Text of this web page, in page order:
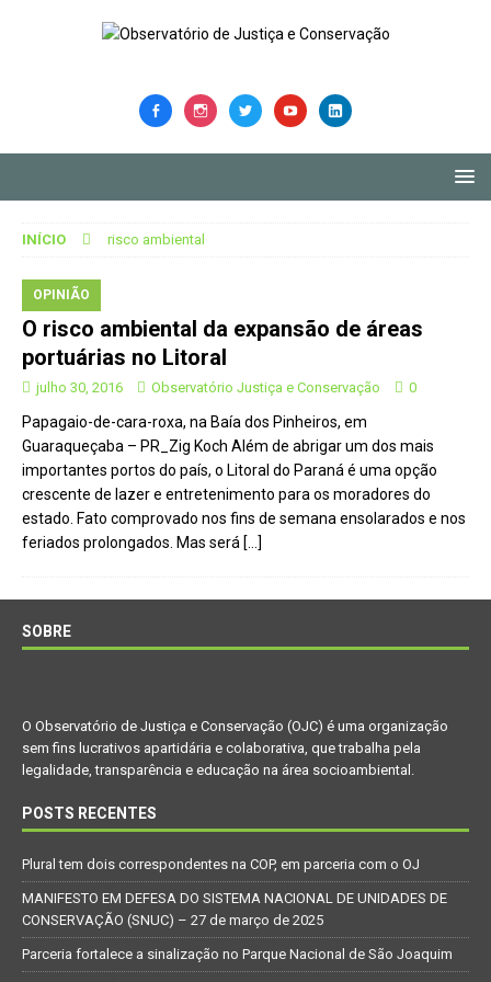
INÍCIO risco ambiental
OPINIÃO
O risco ambiental da expansão de áreas
portuárias no Litoral
julho 30, 2016 Observatório Justiça e Conservação 0
Papagaio-de-cara-roxa, na Baía dos Pinheiros, em
Guaraqueçaba – PR_Zig Koch Além de abrigar um dos mais
importantes portos do país, o Litoral do Paraná é uma opção
crescente de lazer e entretenimento para os moradores do
estado. Fato comprovado nos fins de semana ensolarados e nos
feriados prolongados. Mas será […]
SOBRE
O Observatório de Justiça e Conservação (OJC) é uma organização
sem fins lucrativos apartidária e colaborativa, que trabalha pela
legalidade, transparência e educação na área socioambiental.
POSTS RECENTES
Plural tem dois correspondentes na COP, em parceria com o OJ
MANIFESTO EM DEFESA DO SISTEMA NACIONAL DE UNIDADES DE
CONSERVAÇÃO (SNUC) – 27 de março de 2025
Parceria fortalece a sinalização no Parque Nacional de São Joaquim